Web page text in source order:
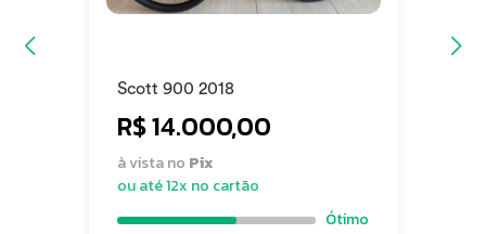
Scott 900 2018
R$ 14.000,00
à vista no Pix
ou até 12x no cartão
Ótimo